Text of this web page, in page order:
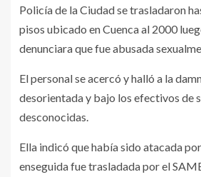
Policía de la Ciudad se trasladaron
pisos ubicado en Cuenca al 2000
denunciara que fue abusada
El personal se acercó y halló a la
desorientada y bajo los efectivos de
desconocidas.
Ella indicó que había sido atacada
enseguida fue trasladada por el